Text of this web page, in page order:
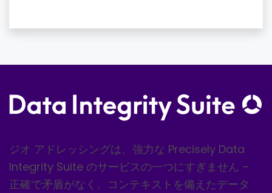
ジオ アドレッシングは、強力な Precisely Data
Integrity Suite のサービスの一つにすぎません –
正確で矛盾がなく、コンテキストを備えたデータ